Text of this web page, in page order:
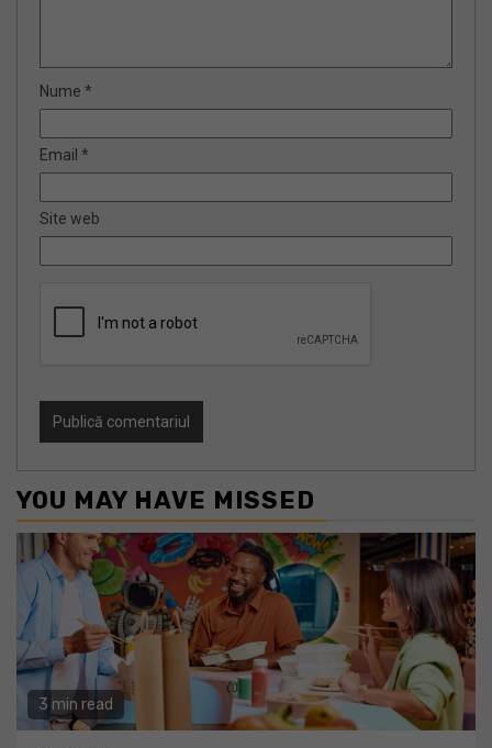
Nume *
Email *
Site web
YOU MAY HAVE MISSED
3 min read